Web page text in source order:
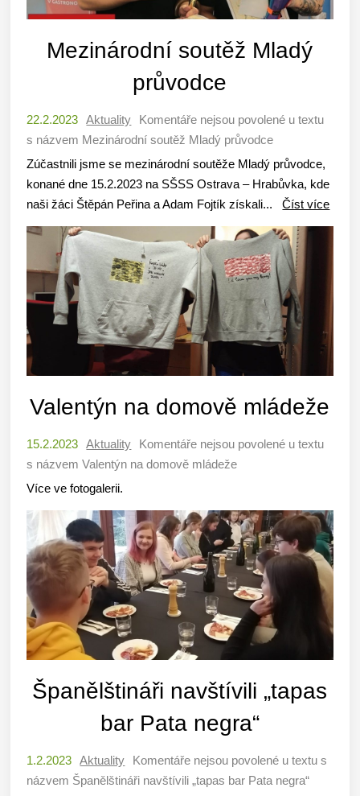
Mezinárodní soutěž Mladý
průvodce
22.2.2023 Aktuality Komentáře nejsou povolené u textu
s názvem Mezinárodní soutěž Mladý průvodce
Zúčastnili jsme se mezinárodní soutěže Mladý průvodce,
konané dne 15.2.2023 na SŠSS Ostrava – Hrabůvka, kde
naši žáci Štěpán Peřina a Adam Fojtík získali...Číst více
Valentýn na domově mládeže
15.2.2023 Aktuality Komentáře nejsou povolené u textu
s názvem Valentýn na domově mládeže
Více ve fotogalerii.
Španělštináři navštívili „tapas
bar Pata negra“
1.2.2023 Aktuality Komentáře nejsou povolené u textu s
názvem Španělštináři navštívili „tapas bar Pata negra“